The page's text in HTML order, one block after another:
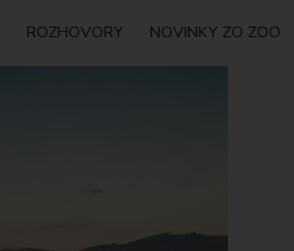
ROZHOVORY NOVINKY ZO ZOO